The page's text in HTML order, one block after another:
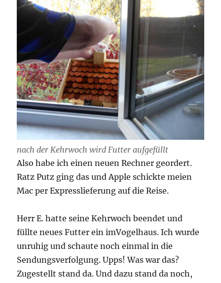
nach der Kehrwoch wird Futter aufgefüllt
Also habe ich einen neuen Rechner geordert.
Ratz Putz ging das und Apple schickte meien
Mac per Expresslieferung auf die Reise.
Herr E. hatte seine Kehrwoch beendet und
füllte neues Futter ein imVogelhaus. Ich wurde
unruhig und schaute noch einmal in die
Sendungsverfolgung. Upps! Was war das?
Zugestellt stand da. Und dazu stand da noch,